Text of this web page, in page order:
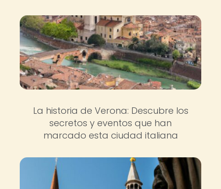
La historia de Verona: Descubre los
secretos y eventos que han
marcado esta ciudad italiana